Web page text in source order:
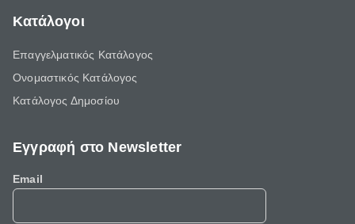
Κατάλογοι
Επαγγελματικός Κατάλογος
Ονομαστικός Κατάλογος
Κατάλογος Δημοσίου
Εγγραφή στο Newsletter
Email